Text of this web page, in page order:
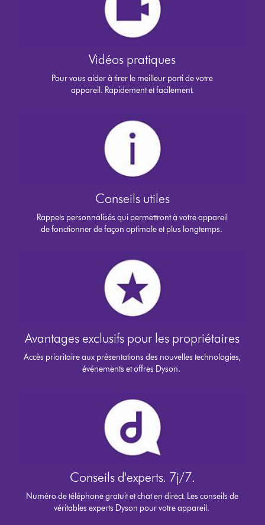
Vidéos pratiques
Pour vous aider à tirer le meilleur parti de votre
appareil. Rapidement et facilement.
Conseils utiles
Rappels personnalisés qui permettront à votre appareil
de fonctionner de façon optimale et plus longtemps.
Avantages exclusifs pour les propriétaires
Accès prioritaire aux présentations des nouvelles technologies,
événements et offres Dyson.
Conseils d'experts. 7j/7.
Numéro de téléphone gratuit et chat en direct. Les conseils de
véritables experts Dyson pour votre appareil.